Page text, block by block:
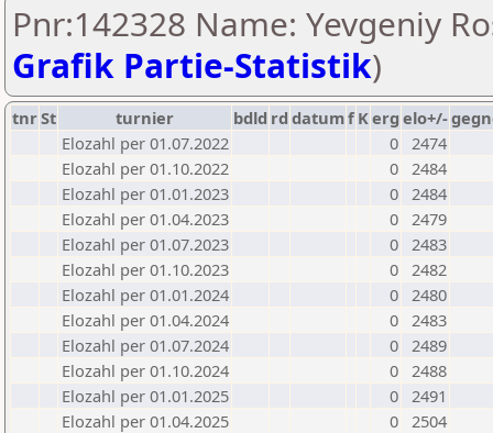
Pnr:142328 Name: Yevgeniy
Grafik Partie-Statistik)
tnrSt turnier bdld rd datumf Kerg elo+/-
Elozahl per 01.07.2022
0 2474
Elozahl per 01.10.2022
0 2484
Elozahl per 01.01.2023
0 2484
Elozahl per 01.04.2023
0 2479
Elozahl per 01.07.2023
0 2483
Elozahl per 01.10.2023
0 2482
Elozahl per 01.01.2024
0 2480
Elozahl per 01.04.2024
0 2483
Elozahl per 01.07.2024
0 2489
Elozahl per 01.10.2024
0 2488
Elozahl per 01.01.2025
0 2491
Elozahl per 01.04.2025
0 2504